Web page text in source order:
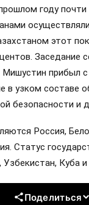
году почти
этот
Заседание
прибыл
в узком составе
безопасности и
Россия,
Статус
Куба и
Поделиться